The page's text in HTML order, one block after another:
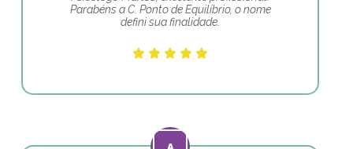
Parabéns a C. Ponto de Equilíbrio, o nome
defini sua finalidade.